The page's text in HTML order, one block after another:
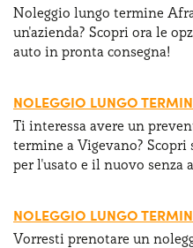
Noleggio lungo termine
un'azienda? Scopri ora le
auto in pronta consegna!
NOLEGGIO LUNGO
Ti interessa avere un
termine a Vigevano?
per l'usato e il nuovo senza
NOLEGGIO LUNGO
Vorresti prenotare un